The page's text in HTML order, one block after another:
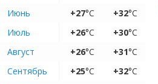
Июнь
+27°C +32°C
Июль
+26°C +30°C
Август
+26°C +31°C
Сентябрь
+25°C +32°C